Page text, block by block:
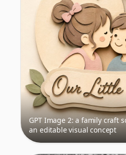
GPT Image 2: a family craft
an editable visual concept